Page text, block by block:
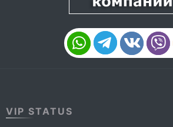
VIP STATUS